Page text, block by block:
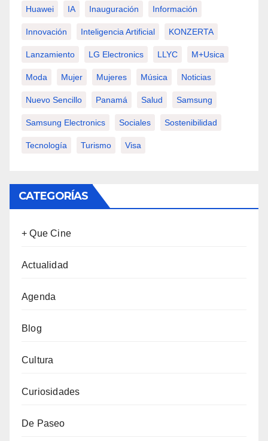
Huawei IA Inauguración Información
Innovación Inteligencia Artificial KONZERTA
Lanzamiento LG Electronics LLYC M+usica
Moda Mujer Mujeres Música Noticias
Nuevo Sencillo Panamá Salud Samsung
Samsung Electronics Sociales Sostenibilidad
Tecnología Turismo Visa
CATEGORÍAS
+ Que Cine
Actualidad
Agenda
Blog
Cultura
Curiosidades
De Paseo